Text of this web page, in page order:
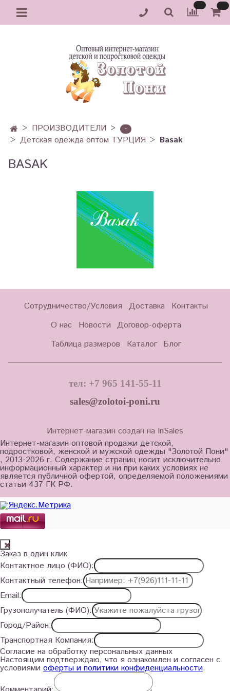
ПРОИЗВОДИТЕЛИ
-
Детская одежда оптом ТУРЦИЯ
Basak
BASAK
Сотрудничество/Условия Доставка
Контакты
О нас
Новости Договор-оферта
Таблица размеров
Каталог Блог
тел: +7 965 141-55-11
sales@zolotoi-poni.ru
Интернет-магазин создан на InSales
Интернет-магазин оптовой продажи детской,
подростковой, женской и мужской одежды "Золотой Пони"
, 2013-2026 г. Содержание страниц носит исключительно
информационный характер и ни при каких условиях не
является публичной офертой, определяемой положениями
статьи 437 ГК РФ.
Заказ в один клик
Контактное лицо (ФИО):
Контактный телефон:
Email:
Грузополучатель (ФИО):
Город/Район:
Транспортная Компания:
Согласие на обработку персональных данных
Настоящим подтверждаю, что я ознакомлен и согласен с
условиями оферты и политики конфиденциальности.